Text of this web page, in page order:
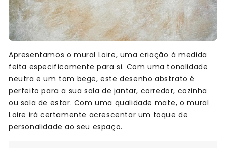
Apresentamos o mural Loire, uma criação à medida
feita especificamente para si. Com uma tonalidade
neutra e um tom bege, este desenho abstrato é
perfeito para a sua sala de jantar, corredor, cozinha
ou sala de estar. Com uma qualidade mate, o mural
Loire irá certamente acrescentar um toque de
personalidade ao seu espaço.